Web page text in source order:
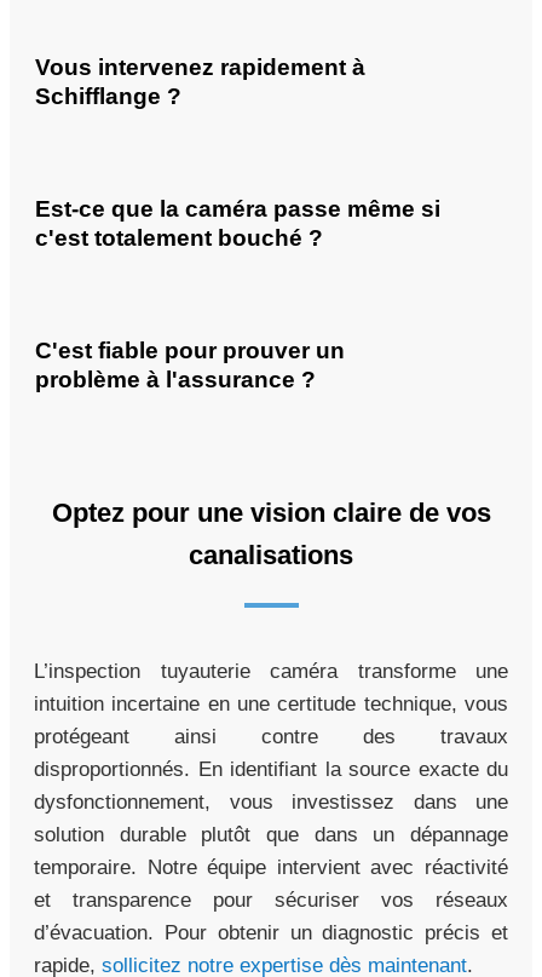
Vous intervenez rapidement à
Schifflange ?
Est-ce que la caméra passe même si
c'est totalement bouché ?
C'est fiable pour prouver un
problème à l'assurance ?
Optez pour une vision claire de vos
canalisations
L’inspection tuyauterie caméra transforme une
intuition incertaine en une certitude technique, vous
protégeant ainsi contre des travaux
disproportionnés. En identifiant la source exacte du
dysfonctionnement, vous investissez dans une
solution durable plutôt que dans un dépannage
temporaire. Notre équipe intervient avec réactivité
et transparence pour sécuriser vos réseaux
d’évacuation. Pour obtenir un diagnostic précis et
rapide, sollicitez notre expertise dès maintenant.